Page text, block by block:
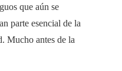
que aún se
parte esencial de la
Mucho antes de la